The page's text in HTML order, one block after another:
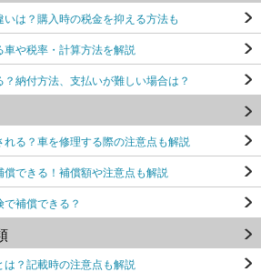
は？購入時の税金を抑える方法も
や税率・計算方法を解説
納付方法、支払いが難しい場合は？
る？車を修理する際の注意点も解説
できる！補償額や注意点も解説
補償できる？
？記載時の注意点も解説